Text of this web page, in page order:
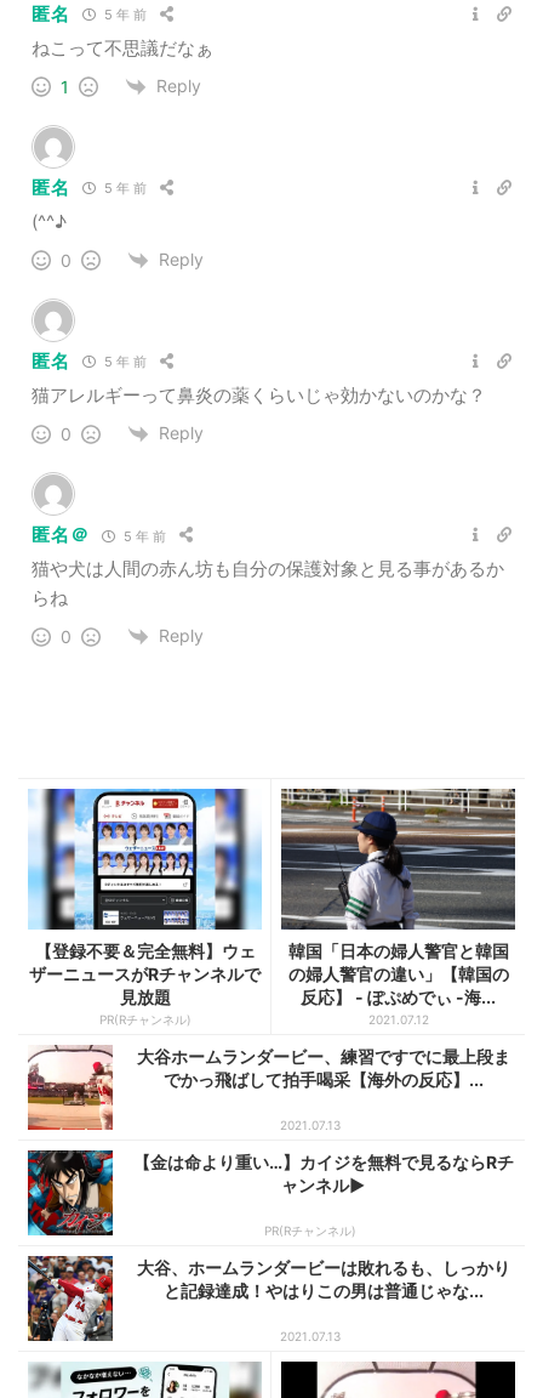
匿名 5 年 前
ねこって不思議だなぁ
1 Reply
匿名 5 年 前
(^^♪
0 Reply
匿名 5 年 前
猫アレルギーって鼻炎の薬くらいじゃ効かないのかな？
0 Reply
匿名＠ 5 年 前
猫や犬は人間の赤ん坊も自分の保護対象と見る事があるか
らね
0 Reply
【登録不要＆完全無料】ウェ
ザーニュースがRチャンネルで
見放題
PR(Rチャンネル)
韓国「日本の婦人警官と韓国
の婦人警官の違い」【韓国の
反応】 - ぽぷめでぃ -海...
2021.07.12
大谷ホームランダービー、練習ですでに最上段ま
でかっ飛ばして拍手喝采【海外の反応】...
2021.07.13
【金は命より重い…】カイジを無料で見るならRチ
ャンネル▶︎
PR(Rチャンネル)
大谷、ホームランダービーは敗れるも、しっかり
と記録達成！やはりこの男は普通じゃな...
2021.07.13